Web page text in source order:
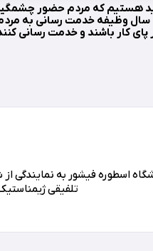
جدید هستیم که مردم حضور
وظیفه خدمت رسانی به مردم
کار باشند و خدمت رسانی
اسطوره فیشور به نمایندگی
تلفیقی